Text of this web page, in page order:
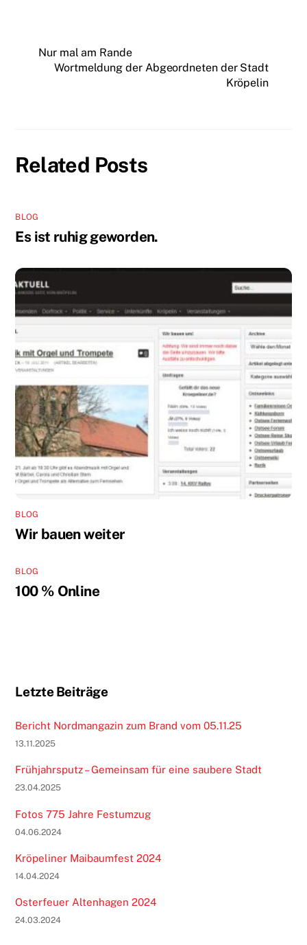
Nur mal am Rande
Wortmeldung der Abgeordneten der Stadt
Kröpelin
Related Posts
BLOG
Es ist ruhig geworden.
BLOG
Wir bauen weiter
BLOG
100 % Online
Letzte Beiträge
Bericht Nordmangazin zum Brand vom 05.11.25
13.11.2025
Frühjahrsputz – Gemeinsam für eine saubere Stadt
23.04.2025
Fotos 775 Jahre Festumzug
04.06.2024
Kröpeliner Maibaumfest 2024
14.04.2024
Osterfeuer Altenhagen 2024
24.03.2024